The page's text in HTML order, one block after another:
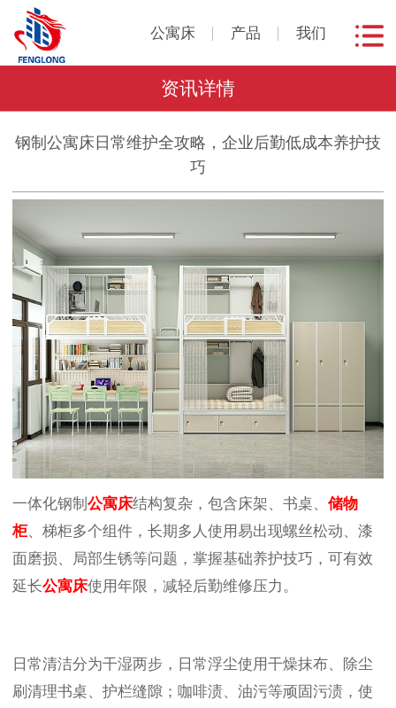
公寓床 产品 我们
资讯详情
钢制公寓床日常维护全攻略，企业后勤低成本养护技
巧
一体化钢制 公寓床结构复杂，包含床架、书桌、 储物
柜、梯柜多个组件，长期多人使用易出现螺丝松动、漆
面磨损、局部生锈等问题，掌握基础养护技巧，可有效
延长公寓床使用年限，减轻后勤维修压力。
日常清洁分为干湿两步，日常浮尘使用干燥抹布、除尘
刷清理书桌、护栏缝隙；咖啡渍、油污等顽固污渍，使